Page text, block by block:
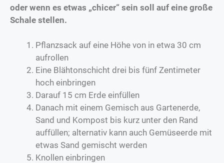
oder wenn es etwas „chicer“ sein soll auf eine große
Schale stellen.
Pflanzsack auf eine Höhe von in etwa 30 cm
aufrollen
Eine Blähtonschicht drei bis fünf Zentimeter
hoch einbringen
Darauf 15 cm Erde einfüllen
Danach mit einem Gemisch aus Gartenerde,
Sand und Kompost bis kurz unter den Rand
auffüllen; alternativ kann auch Gemüseerde mit
etwas Sand gemischt werden
Knollen einbringen